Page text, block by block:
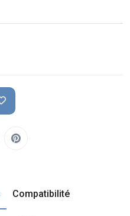
Compatibilité